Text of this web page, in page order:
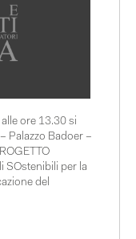
ore 13.30 si
Palazzo Badoer –
SOstenibili per la
del